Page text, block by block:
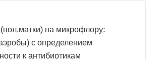
на микрофлору:
с определением
к антибиотикам